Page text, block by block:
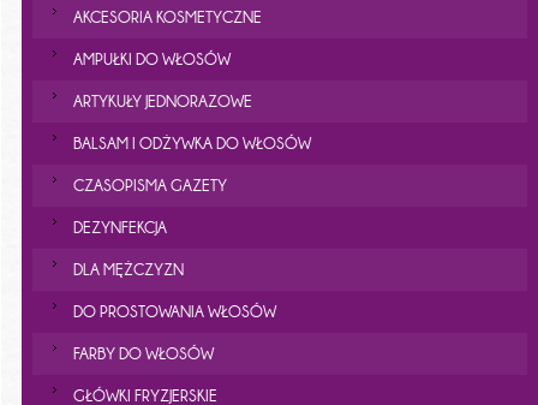
AKCESORIA KOSMETYCZNE
AMPUŁKI DO WŁOSÓW
ARTYKUŁY JEDNORAZOWE
BALSAM I ODŻYWKA DO WŁOSÓW
CZASOPISMA GAZETY
DEZYNFEKCJA
DLA MĘŻCZYZN
DO PROSTOWANIA WŁOSÓW
FARBY DO WŁOSÓW
GŁÓWKI FRYZJERSKIE